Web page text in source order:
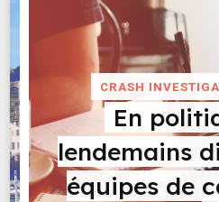
MA COPINE
Ma copine
‹